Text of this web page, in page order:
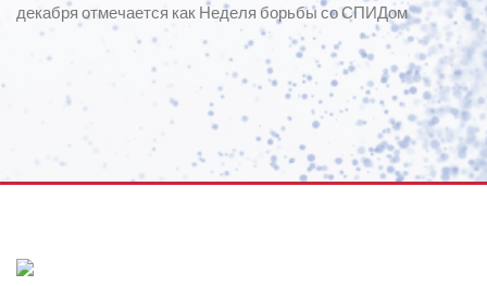
декабря отмечается как Неделя борьбы со СПИДом